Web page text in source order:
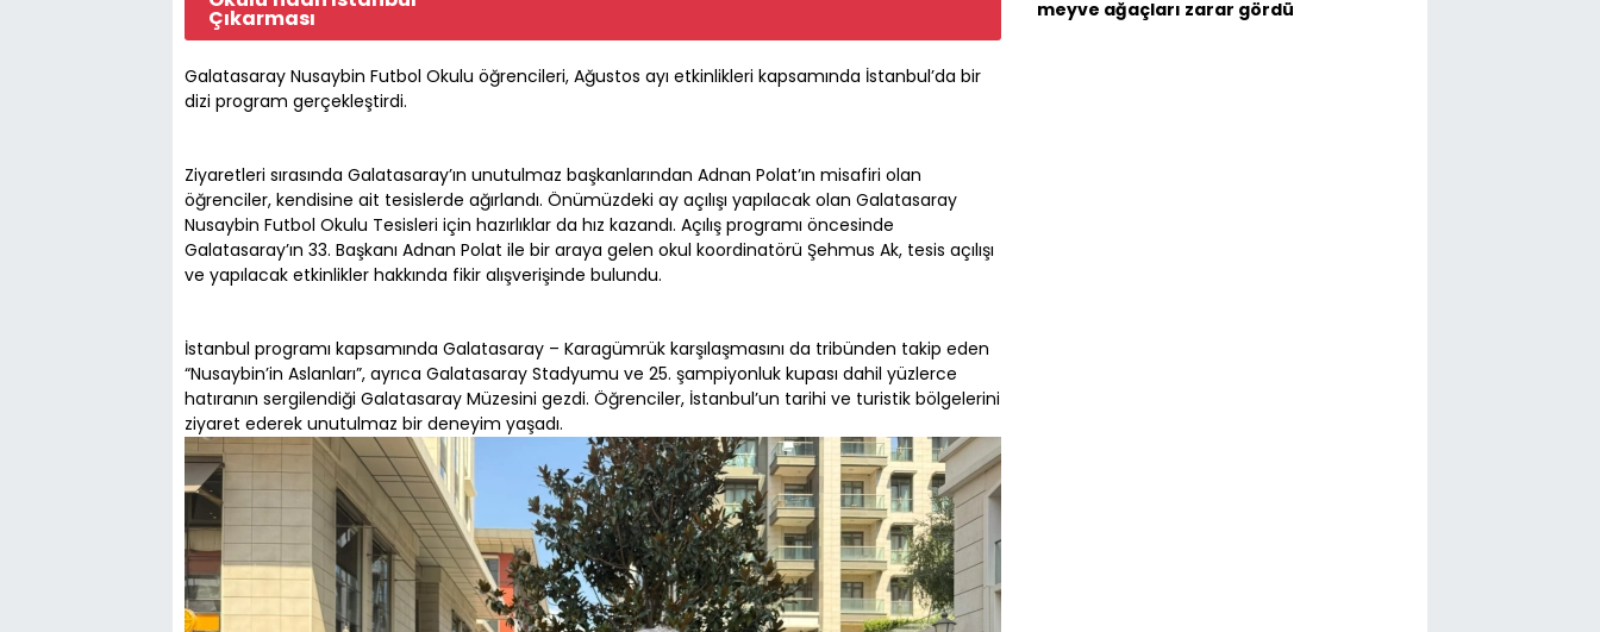
Çıkarması
Galatasaray Nusaybin Futbol Okulu öğrencileri, Ağustos ayı etkinlikleri kapsamında İstanbul’da bir
dizi program gerçekleştirdi.
Ziyaretleri sırasında Galatasaray’ın unutulmaz başkanlarından Adnan Polat’ın misafiri olan
öğrenciler, kendisine ait tesislerde ağırlandı. Önümüzdeki ay açılışı yapılacak olan Galatasaray
Nusaybin Futbol Okulu Tesisleri için hazırlıklar da hız kazandı. Açılış programı öncesinde
Galatasaray’ın 33. Başkanı Adnan Polat ile bir araya gelen okul koordinatörü Şehmus Ak, tesis açılışı
ve yapılacak etkinlikler hakkında fikir alışverişinde bulundu.
İstanbul programı kapsamında Galatasaray – Karagümrük karşılaşmasını da tribünden takip eden
“Nusaybin’in Aslanları”, ayrıca Galatasaray Stadyumu ve 25. şampiyonluk kupası dahil yüzlerce
hatıranın sergilendiği Galatasaray Müzesini gezdi. Öğrenciler, İstanbul’un tarihi ve turistik bölgelerini
ziyaret ederek unutulmaz bir deneyim yaşadı.
meyve ağaçları zarar gördü